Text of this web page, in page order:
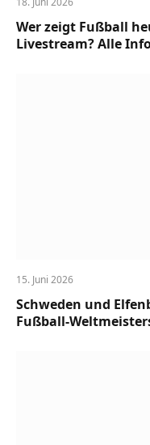
Wer zeigt Fußball
Livestream? Alle
15. Juni 2026
Schweden und
Fußball-